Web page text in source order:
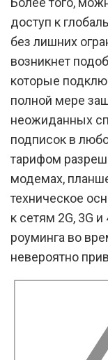
доступ к
без лишних
возникнет
которые
полной мере
неожиданных
подписок в
тарифом
модемах,
техническое
к сетям 2G, 3G
роуминга во
невероятно